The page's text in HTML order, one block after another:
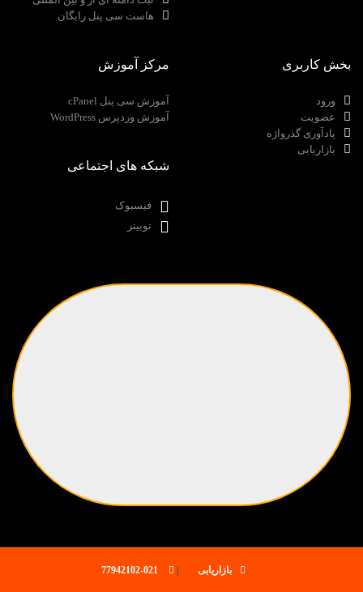
هاست سی پنل رایگان
بخش کاربری
ورود
عضویت
یادآوری گذرواژه
بازاریابی
مرکز آموزش
آموزش سی پنل cPanel
آموزش وردپرس WordPress
شبکه های اجتماعی
فیسبوک
توییتر
بازاریابی